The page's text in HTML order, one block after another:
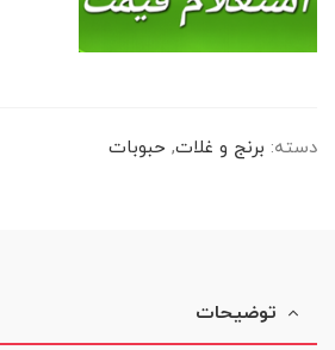
دسته: برنج و غلات, حبوبات
توضیحات